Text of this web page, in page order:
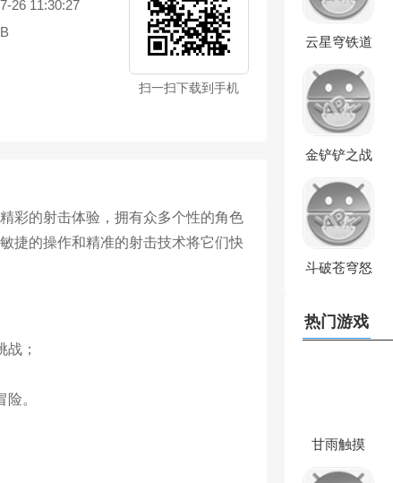
26 11:30:27
扫一扫下载到手机
彩的射击体验，拥有众多个性的角色
捷的操作和精准的射击技术将它们快
；
。
云星穹铁道
金铲铲之战
斗破苍穹怒
热门游戏
甘雨触摸